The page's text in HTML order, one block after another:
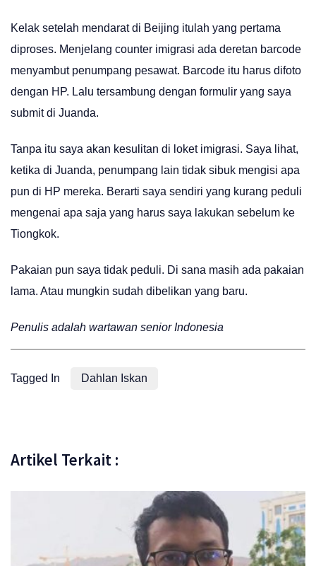
Kelak setelah mendarat di Beijing itulah yang pertama
diproses. Menjelang counter imigrasi ada deretan barcode
menyambut penumpang pesawat. Barcode itu harus difoto
dengan HP. Lalu tersambung dengan formulir yang saya
submit di Juanda.
Tanpa itu saya akan kesulitan di loket imigrasi. Saya lihat,
ketika di Juanda, penumpang lain tidak sibuk mengisi apa
pun di HP mereka. Berarti saya sendiri yang kurang peduli
mengenai apa saja yang harus saya lakukan sebelum ke
Tiongkok.
Pakaian pun saya tidak peduli. Di sana masih ada pakaian
lama. Atau mungkin sudah dibelikan yang baru.
Penulis adalah wartawan senior Indonesia
Tagged In Dahlan Iskan
Artikel Terkait :